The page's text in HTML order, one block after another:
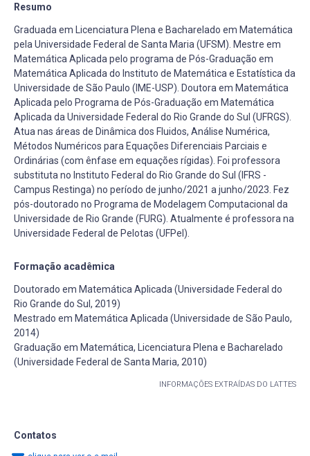
Resumo
Graduada em Licenciatura Plena e Bacharelado em Matemática
pela Universidade Federal de Santa Maria (UFSM). Mestre em
Matemática Aplicada pelo programa de Pós-Graduação em
Matemática Aplicada do Instituto de Matemática e Estatística da
Universidade de São Paulo (IME-USP). Doutora em Matemática
Aplicada pelo Programa de Pós-Graduação em Matemática
Aplicada da Universidade Federal do Rio Grande do Sul (UFRGS).
Atua nas áreas de Dinâmica dos Fluidos, Análise Numérica,
Métodos Numéricos para Equações Diferenciais Parciais e
Ordinárias (com ênfase em equações rígidas). Foi professora
substituta no Instituto Federal do Rio Grande do Sul (IFRS -
Campus Restinga) no período de junho/2021 a junho/2023. Fez
pós-doutorado no Programa de Modelagem Computacional da
Universidade de Rio Grande (FURG). Atualmente é professora na
Universidade Federal de Pelotas (UFPel).
Formação acadêmica
Doutorado em Matemática Aplicada (Universidade Federal do
Rio Grande do Sul, 2019)
Mestrado em Matemática Aplicada (Universidade de São Paulo,
2014)
Graduação em Matemática, Licenciatura Plena e Bacharelado
(Universidade Federal de Santa Maria, 2010)
INFORMAÇÕES EXTRAÍDAS DO LATTES
Contatos